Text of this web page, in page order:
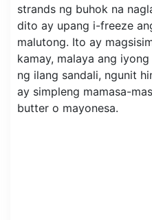
strands ng buhok na
dito ay upang i-freeze
malutong. Ito ay
kamay, malaya ang
ng ilang sandali, ngunit
ay simpleng mamasa-
butter o mayonesa.